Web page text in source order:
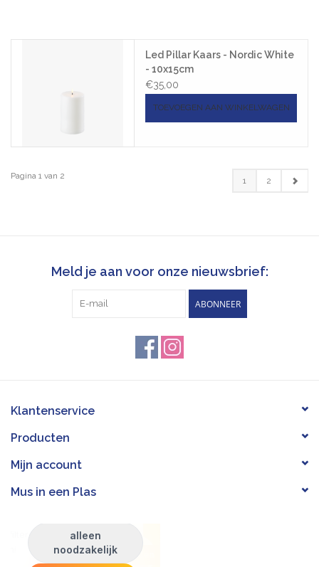
Led Pillar Kaars - Nordic White
- 10x15cm
€35,00
TOEVOEGEN AAN WINKELWAGEN
Pagina 1 van 2 1 2
Meld je aan voor onze nieuwsbrief:
ABONNEER
Klantenservice
Producten
Mijn account
Mus in een Plas